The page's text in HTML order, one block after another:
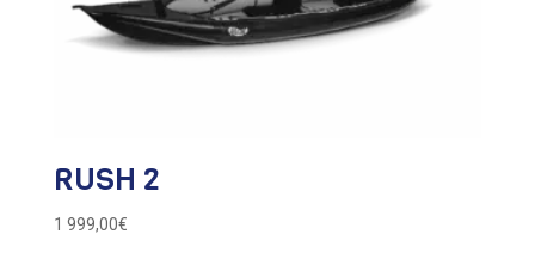
RUSH 2
1 999,00€